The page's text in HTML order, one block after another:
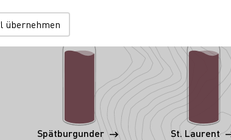
Spätburgunder St. Laurent
übernehmen